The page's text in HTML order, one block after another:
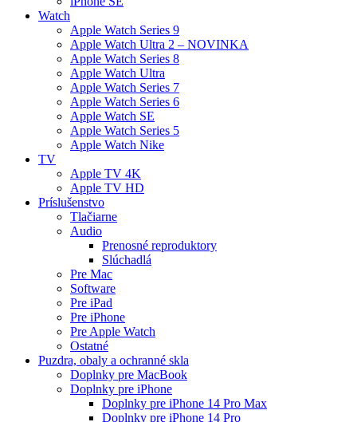
Watch
Apple Watch Series 9
Apple Watch Ultra 2 – NOVINKA
Apple Watch Series 8
Apple Watch Ultra
Apple Watch Series 7
Apple Watch Series 6
Apple Watch SE
Apple Watch Series 5
Apple Watch Nike
TV
Apple TV 4K
Apple TV HD
Príslušenstvo
Tlačiarne
Audio
Prenosné reproduktory
Slúchadlá
Pre Mac
Software
Pre iPad
Pre iPhone
Pre Apple Watch
Ostatné
Puzdra, obaly a ochranné skla
Doplnky pre MacBook
Doplnky pre iPhone
Doplnky pre iPhone 14 Pro Max
Doplnky pre iPhone 14 Pro